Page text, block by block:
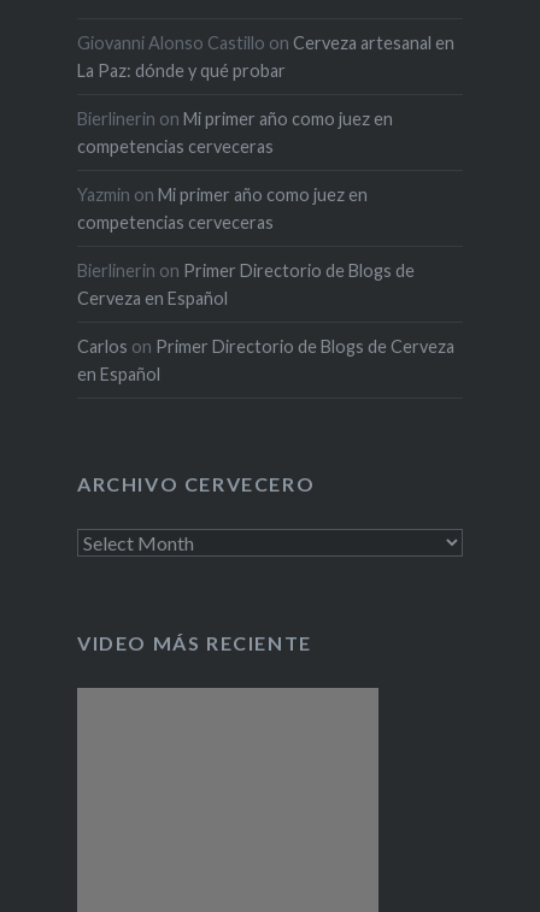
Giovanni Alonso Castillo on Cerveza artesanal en
La Paz: dónde y qué probar
Bierlinerin on Mi primer año como juez en
competencias cerveceras
Yazmin on Mi primer año como juez en
competencias cerveceras
Bierlinerin on Primer Directorio de Blogs de
Cerveza en Español
Carlos on Primer Directorio de Blogs de Cerveza
en Español
ARCHIVO CERVECERO
Archivo
VIDEO MÁS RECIENTE